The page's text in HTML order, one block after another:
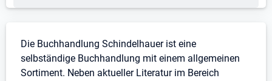
Stellenbeschreibung
Die Buchhandlung Schindelhauer ist eine
selbständige Buchhandlung mit einem allgemeinen
Sortiment. Neben aktueller Literatur im Bereich